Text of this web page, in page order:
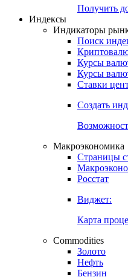
Получить
Индексы
Индикаторы
Поиск
Курсы
Курсы
Ставки
Создать
Макроэкономика
Страницы
Росстат
Виджет:
Карта
Commodities
Золото
Нефть
Бензин